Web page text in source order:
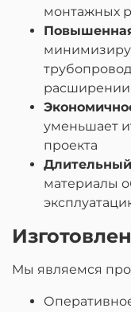
монтажных
расширении
уменьшает
проекта
материалы
Мы являемся